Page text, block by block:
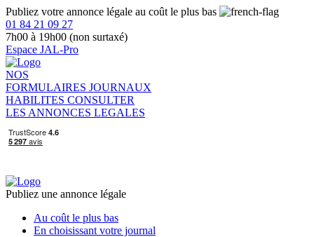
Publiez votre annonce légale au coût le plus bas
01 84 21 09 27
7h00 à 19h00 (non surtaxé)
Espace JAL-Pro
NOS
FORMULAIRES JOURNAUX
HABILITES CONSULTER
LES ANNONCES LEGALES
Publiez une annonce légale
Au coût le plus bas
En choisissant votre journal